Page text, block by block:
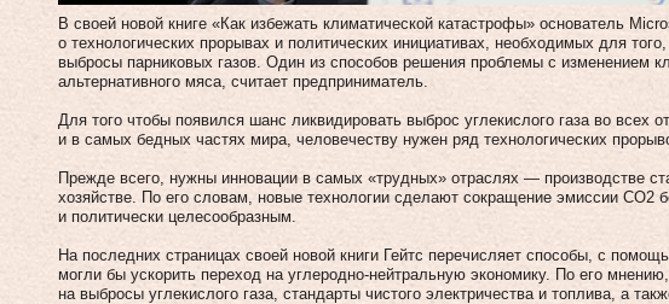
В своей новой книге «Как избежать климатической катастрофы» основатель
о технологических прорывах и политических инициативах, необходимых для
выбросы парниковых газов. Один из способов решения проблемы с изменением
альтернативного мяса, считает предприниматель.
Для того чтобы появился шанс ликвидировать выброс углекислого газа во всех
и в самых бедных частях мира, человечеству нужен ряд технологических
Прежде всего, нужны инновации в самых «трудных» отраслях — производстве
хозяйстве. По его словам, новые технологии сделают сокращение эмиссии СО2
и политически целесообразным.
На последних страницах своей новой книги Гейтс перечисляет способы, с
могли бы ускорить переход на углеродно-нейтральную экономику. По его
на выбросы углекислого газа, стандарты чистого электричества и топлива, а